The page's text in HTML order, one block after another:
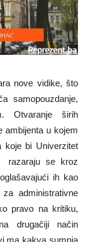
nove vidike, što
samopouzdanje,
Otvaranje širih
ambijenta u kojem
koje bi Univerzitet
razaraju se kroz
ih kao
administrativne
pravo na kritiku,
drugačiji način